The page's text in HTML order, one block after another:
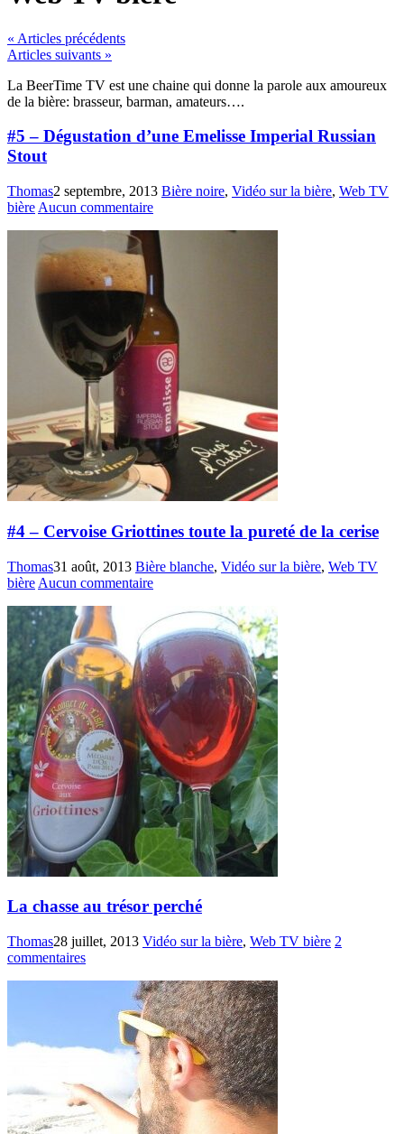
« Articles précédents
Articles suivants »
La BeerTime TV est une chaine qui donne la parole aux amoureux
de la bière: brasseur, barman, amateurs….
#5 – Dégustation d’une Emelisse Imperial Russian
Stout
Thomas2 septembre, 2013 Bière noire, Vidéo sur la bière, Web TV
bière Aucun commentaire
#4 – Cervoise Griottines toute la pureté de la cerise
Thomas31 août, 2013 Bière blanche, Vidéo sur la bière, Web TV
bière Aucun commentaire
La chasse au trésor perché
Thomas28 juillet, 2013 Vidéo sur la bière, Web TV bière 2
commentaires